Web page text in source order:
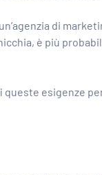
di
è più
esigenze